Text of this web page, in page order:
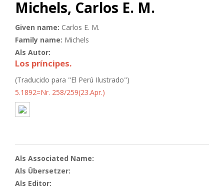
Michels, Carlos E. M.
Given name: Carlos E. M.
Family name: Michels
Als Autor:
Los príncipes.
(Traducido para "El Perú Ilustrado")
5.1892=Nr. 258/259(23.Apr.)
Als Associated Name:
Als Übersetzer:
Als Editor: